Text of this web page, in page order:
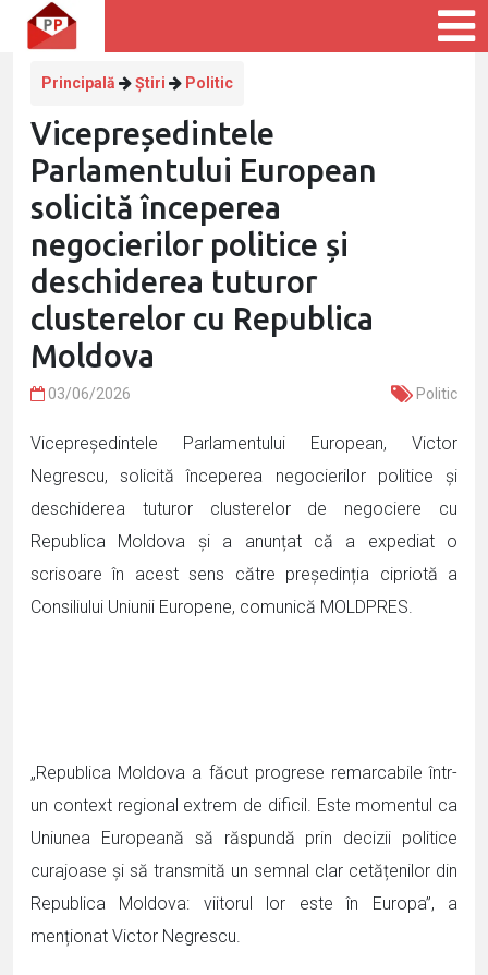
Principală Știri Politic
Vicepreședintele
Parlamentului European
solicită începerea
negocierilor politice și
deschiderea tuturor
clusterelor cu Republica
Moldova
03/06/2026 Politic
Vicepreședintele Parlamentului European, Victor
Negrescu, solicită începerea negocierilor politice și
deschiderea tuturor clusterelor de negociere cu
Republica Moldova și a anunțat că a expediat o
scrisoare în acest sens către președinția cipriotă a
Consiliului Uniunii Europene, comunică MOLDPRES.
„Republica Moldova a făcut progrese remarcabile într-
un context regional extrem de dificil. Este momentul ca
Uniunea Europeană să răspundă prin decizii politice
curajoase și să transmită un semnal clar cetățenilor din
Republica Moldova: viitorul lor este în Europa”, a
menționat Victor Negrescu.